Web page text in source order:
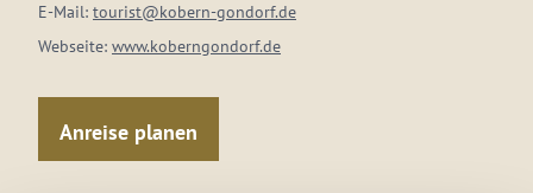
E-Mail: tourist@kobern-gondorf.de
Webseite: www.koberngondorf.de
Anreise planen